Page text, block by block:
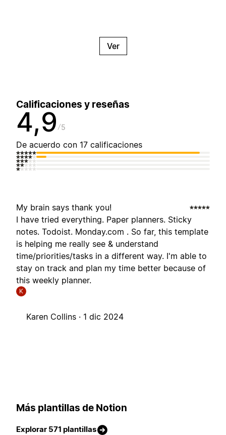
Ver
Calificaciones y reseñas
4,9 5
De acuerdo con 17 calificaciones
My brain says thank you!
I have tried everything. Paper planners. Sticky
notes. Todoist. Monday.com . So far, this template
is helping me really see & understand
time/priorities/tasks in a different way. I'm able to
stay on track and plan my time better because of
this weekly planner.
K
Karen Collins · 1 dic 2024
Más plantillas de Notion
Explorar 571 plantillas